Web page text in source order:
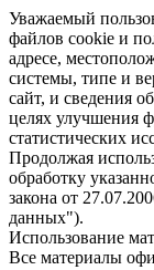
Уважаемый
файлов cookie и
адресе,
системы, типе и
сайт, и сведения
целях улучшения
статистических
Продолжая
обработку
закона от
данных").
Использование
Все материалы